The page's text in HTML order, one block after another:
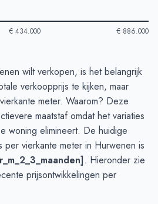
€ 434.000 € 886.000
- Afgelopen 3 maanden
Bedrag
€ 835.900
€ 614.583
wilt verkopen, is het belangrijk
verkoopprijs te kijken, maar
meter. Waarom? Deze
maatstaf omdat het variaties
woning elimineert. De huidige
vierkante meter in Hurwenen is
. Hieronder zie
prijsontwikkelingen per